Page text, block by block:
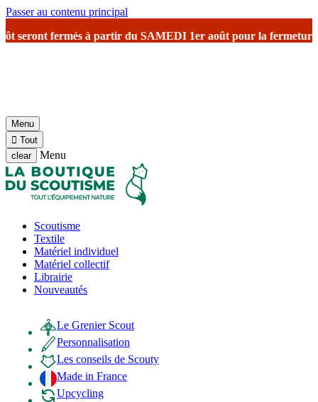
Passer au contenu principal
fermés à partir du SAMEDI 1er aoûtpour la fermeture
Menu
 Tout
clear
Menu
Scoutisme
Textile
Matériel individuel
Matériel collectif
Librairie
Nouveautés
Le Grenier Scout
Personnalisation
Les conseils de Scouty
Made in France
Upcycling